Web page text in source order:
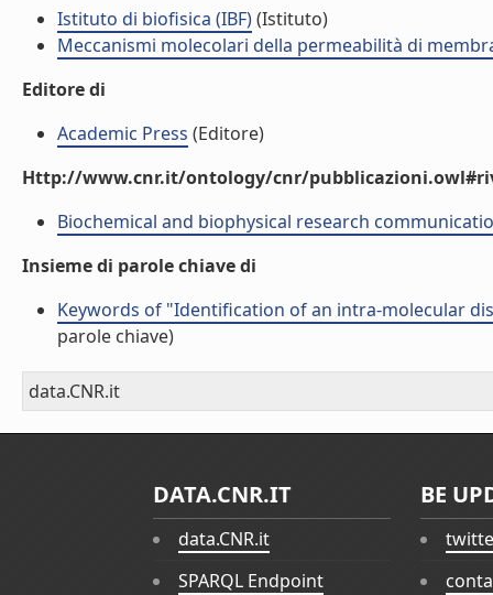
Istituto di biofisica (IBF)(Istituto)
Meccanismi molecolari della permeabilità di
Editore di
Academic Press (Editore)
Http://www.cnr.it/ontology/cnr/
Biochemical and biophysical research
Insieme di parole chiave di
Keywords of "Identification of an intra-molecular
parole chiave)
data.CNR.it
DATA.CNR.IT
data.CNR.it
SPARQL Endpoint
BE